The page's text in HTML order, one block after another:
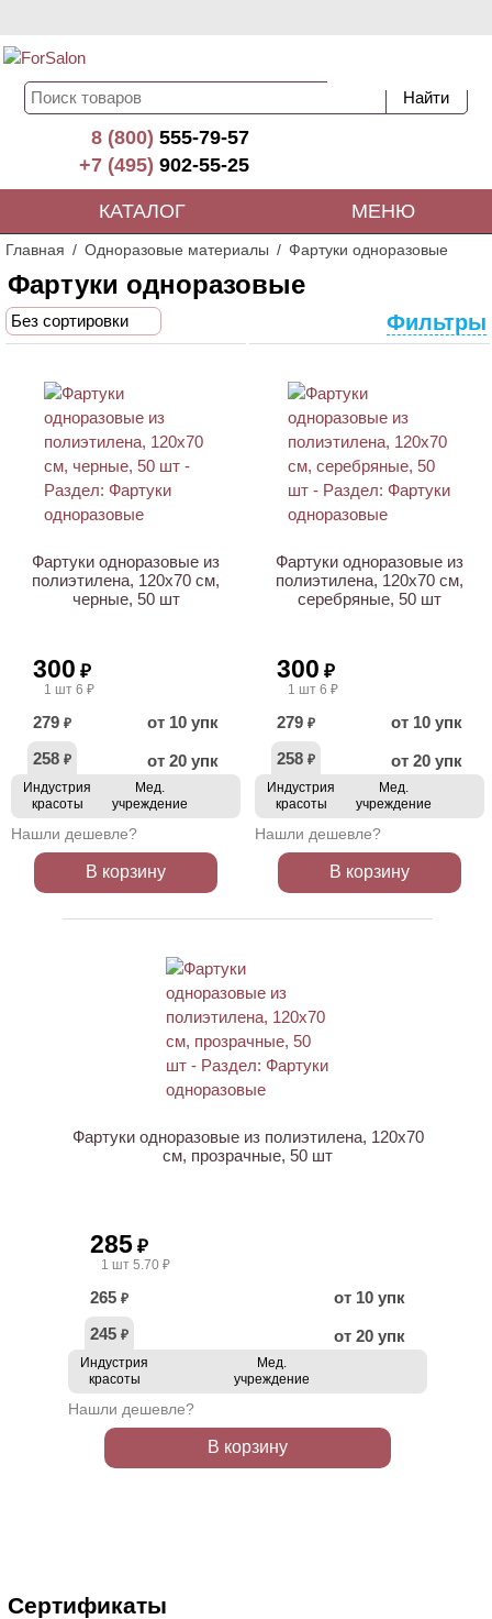
8 (800)555-79-57
+7 (495)902-55-25
КАТАЛОГ МЕНЮ
Главная Одноразовые материалы Фартуки одноразовые
Фартуки одноразовые
Без сортировки Фильтры
Фартуки одноразовые из
полиэтилена, 120х70 см,
черные, 50 шт
300 ₽
1 шт 6 ₽
279 ₽
от 10 упк
258 ₽ от 20 упк
Индустрия
красоты
Мед.
учреждение
Нашли дешевле?
В корзину
Фартуки одноразовые из
полиэтилена, 120х70 см,
серебряные, 50 шт
300 ₽
1 шт 6 ₽
279 ₽
от 10 упк
258 ₽ от 20 упк
Индустрия
красоты
Мед.
учреждение
Нашли дешевле?
В корзину
Фартуки одноразовые из полиэтилена, 120х70
см, прозрачные, 50 шт
285 ₽
1 шт 5.70 ₽
265 ₽
от 10 упк
245 ₽ от 20 упк
Индустрия
красоты
Мед.
учреждение
Нашли дешевле?
В корзину
Сертификаты